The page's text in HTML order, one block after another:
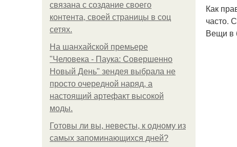
связана с создание своего
контента, своей страницы в соц
сетях.
На шанхайской премьере
"Человека - Паука: Совершенно
Новый День" зендея выбрала не
просто очередной наряд, а
настоящий артефакт высокой
моды.
Готовы ли вы, невесты, к одному из
самых запоминающихся дней?
Как
часто.
Вещи в